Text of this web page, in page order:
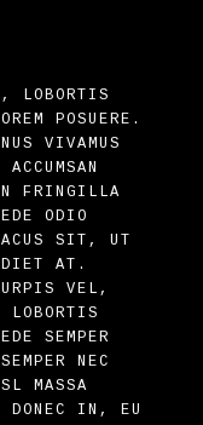
LOBORTIS
POSUERE.
VIVAMUS
FRINGILLA
ODIO
SIT, UT
AT.
VEL,
LOBORTIS
SEMPER
NEC
MASSA
DONEC IN, EU